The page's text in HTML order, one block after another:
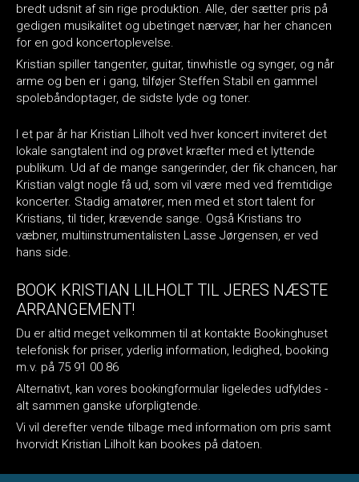
bredt udsnit af sin rige produktion. Alle, der sætter pris på
gedigen musikalitet og ubetinget nærvær, har her chancen
for en god koncertoplevelse.
Kristian spiller tangenter, guitar, tinwhistle og synger, og når
arme og ben er i gang, tilføjer Steffen Stabil en gammel
spolebåndoptager, de sidste lyde og toner.
I et par år har Kristian Lilholt ved hver koncert inviteret det
lokale sangtalent ind og prøvet kræfter med et lyttende
publikum. Ud af de mange sangerinder, der fik chancen, har
Kristian valgt nogle få ud, som vil være med ved fremtidige
koncerter. Stadig amatører, men med et stort talent for
Kristians, til tider, krævende sange. Også Kristians tro
væbner, multiinstrumentalisten Lasse Jørgensen, er ved
hans side.
BOOK KRISTIAN LILHOLT TIL JERES NÆSTE
ARRANGEMENT!
Du er altid meget velkommen til at kontakte Bookinghuset
telefonisk for priser, yderlig information, ledighed, booking
m.v. på 75 91 00 86
Alternativt, kan vores bookingformular ligeledes udfyldes -
alt sammen ganske uforpligtende.
Vi vil derefter vende tilbage med information om pris samt
hvorvidt Kristian Lilholt kan bookes på datoen.